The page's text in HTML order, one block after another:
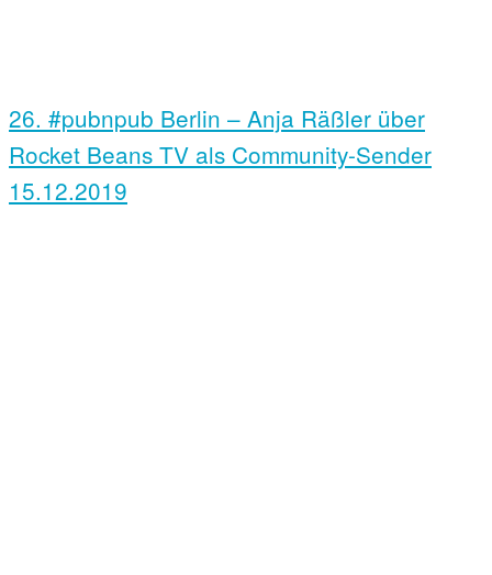
26. #pubnpub Berlin – Anja Räßler über
Rocket Beans TV als Community-Sender
15.12.2019